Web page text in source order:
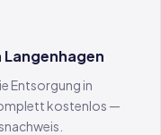
Entsorgung in
kostenlos —